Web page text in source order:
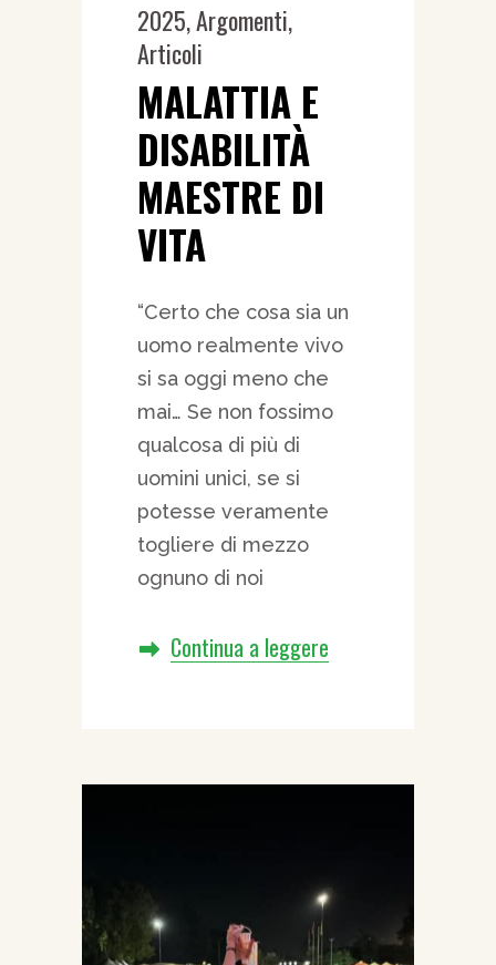
2025,Argomenti,
Articoli
MALATTIA E
DISABILITÀ
MAESTRE DI
VITA
“Certo che cosa sia un
uomo realmente vivo
si sa oggi meno che
mai… Se non fossimo
qualcosa di più di
uomini unici, se si
potesse veramente
togliere di mezzo
ognuno di noi
Continua a leggere